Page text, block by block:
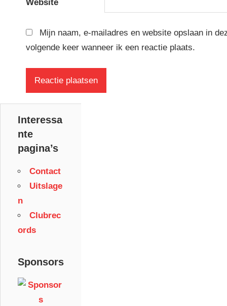
Website
Mijn naam, e-mailadres en website opslaan in
volgende keer wanneer ik een reactie plaats.
Interessa
nte
pagina’s
Contact
Uitslage
n
Clubrec
ords
Sponsors